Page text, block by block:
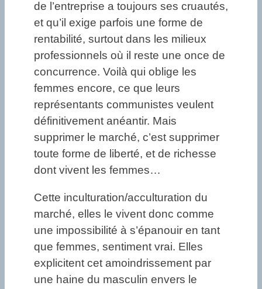
de l’entreprise a toujours ses cruautés,
et qu’il exige parfois une forme de
rentabilité, surtout dans les milieux
professionnels où il reste une once de
concurrence. Voilà qui oblige les
femmes encore, ce que leurs
représentants communistes veulent
définitivement anéantir. Mais
supprimer le marché, c’est supprimer
toute forme de liberté, et de richesse
dont vivent les femmes…
Cette inculturation/acculturation du
marché, elles le vivent donc comme
une impossibilité à s’épanouir en tant
que femmes, sentiment vrai. Elles
explicitent cet amoindrissement par
une haine du masculin envers le